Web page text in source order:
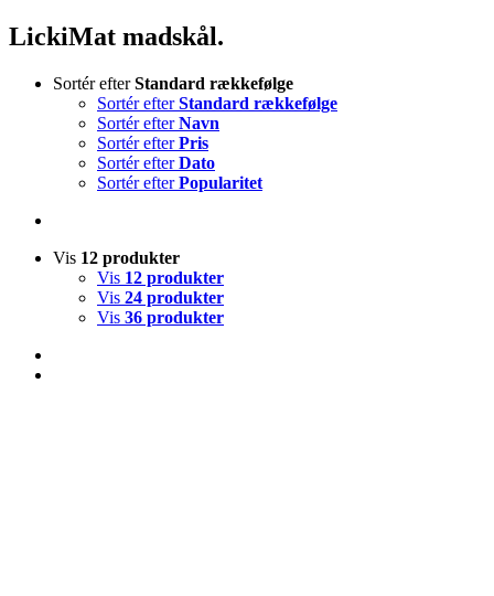
LickiMat madskål.
Sortér efterStandard rækkefølge
Sortér efterStandard rækkefølge
Sortér efterNavn
Sortér efterPris
Sortér efterDato
Sortér efterPopularitet
Vis 12 produkter
Vis 12 produkter
Vis 24 produkter
Vis 36 produkter